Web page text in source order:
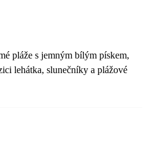
pláže s jemným bílým pískem,
lehátka, slunečníky a plážové